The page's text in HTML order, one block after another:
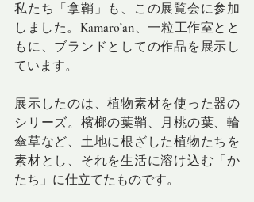
私たち「拿鞘」も、この展覧会に参加
しました。Kamaro’an、一粒工作室とと
もに、ブランドとしての作品を展示し
ています。
展示したのは、植物素材を使った器の
シリーズ。檳榔の葉鞘、月桃の葉、輪
傘草など、土地に根ざした植物たちを
素材とし、それを生活に溶け込む「か
たち」に仕立てたものです。